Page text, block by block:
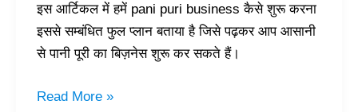
इस आर्टिकल में हमें pani puri business कैसे शुरू करना
इससे सम्बंधित फुल प्लान बताया है जिसे पढ़कर आप आसानी
से पानी पूरी का बिज़नेस शुरू कर सकते हैं।
Pani
Puri
Business?
Read More »